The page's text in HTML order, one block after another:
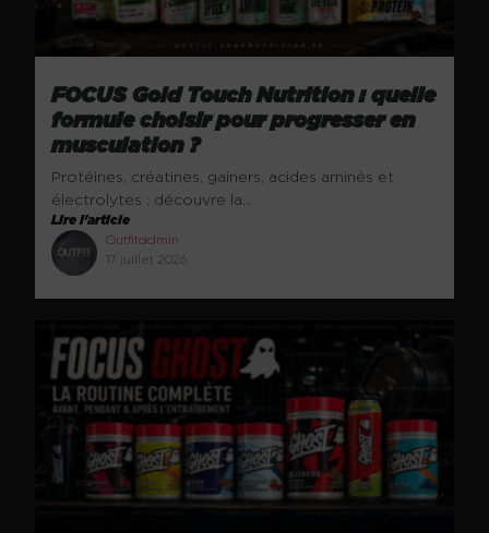
FOCUS Gold Touch Nutrition : quelle
formule choisir pour progresser en
musculation ?
Protéines, créatines, gainers, acides aminés et
électrolytes : découvre la...
Lire l'article
Outfitadmin
17 juillet 2026